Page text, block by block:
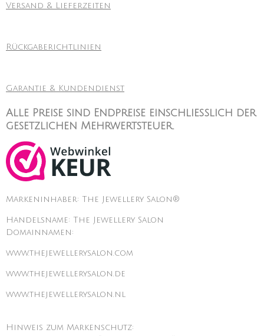
Versand & Lieferzeiten
Rückgaberichtlinien
Garantie & Kundendienst
Alle Preise sind Endpreise einschließlich der
gesetzlichen Mehrwertsteuer.
Markeninhaber: The Jewellery Salon®
Handelsname: The Jewellery Salon
Domainnamen:
www.thejewellerysalon.com
www.thejewellerysalon.de
www.thejewellerysalon.nl
Hinweis zum Markenschutz: